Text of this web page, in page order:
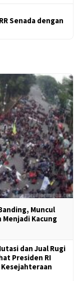
Senada dengan
Muncul
Kacung
dan Jual Rugi
Presiden RI